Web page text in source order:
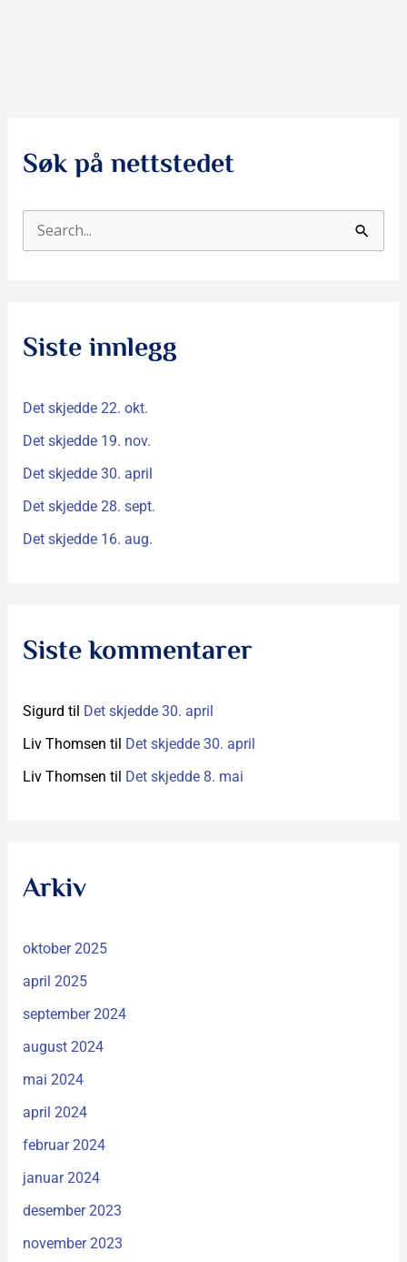
Søk på nettstedet
t
e
r
:
Siste innlegg
Det skjedde 22. okt.
Det skjedde 19. nov.
Det skjedde 30. april
Det skjedde 28. sept.
Det skjedde 16. aug.
Siste kommentarer
Sigurd til Det skjedde 30. april
Liv Thomsen til Det skjedde 30. april
Liv Thomsen til Det skjedde 8. mai
Arkiv
oktober 2025
april 2025
september 2024
august 2024
mai 2024
april 2024
februar 2024
januar 2024
desember 2023
november 2023